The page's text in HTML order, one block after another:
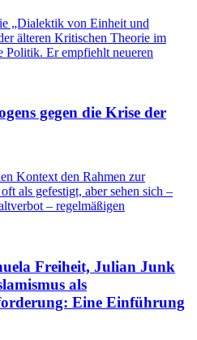
„Dialektik von Einheit und
älteren Kritischen Theorie im
Politik. Er empfiehlt neueren
gegen die Krise der
Kontext den Rahmen zur
als gefestigt, aber sehen sich –
– regelmäßigen
Freiheit, Julian Junk
als
Eine Einführung